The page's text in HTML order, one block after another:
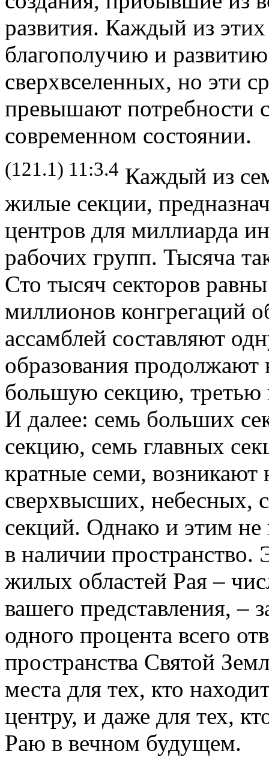
развития. Каждый из
благополучию и
сверхвселенных, но эти
превышают потребности
современном состоянии.
(121.1) 11:3.4 Каждый из
жилые секции,
центров для миллиарда
рабочих групп. Тысяча
Сто тысяч секторов
миллионов конгрегаций
ассамблей составляют
образования продолжают
большую секцию, третью
И далее: семь больших
секцию, семь главных
кратные семи,
сверхвысших, небесных,
секций. Однако и этим
в наличии
жилых областей Рая –
вашего представления, –
одного процента всего
пространства Святой
места для тех, кто
центру, и даже для тех,
Раю в вечном будущем.